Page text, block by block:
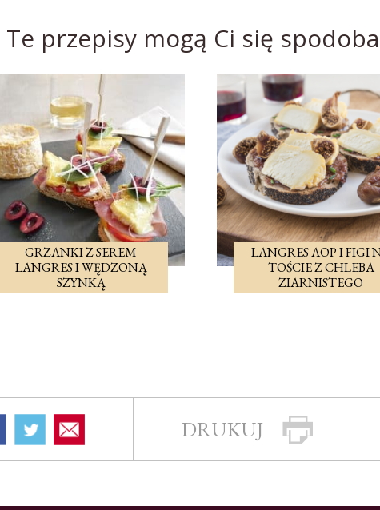
Te przepisy mogą Ci się
GRZANKI Z SEREM
LANGRES I WĘDZONĄ
SZYNKĄ
LANGRES AOP I FIGI
TOŚCIE Z CHLEBA
ZIARNISTEGO
DRUKUJ